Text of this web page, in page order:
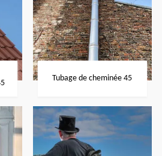
Tubage de cheminée 45